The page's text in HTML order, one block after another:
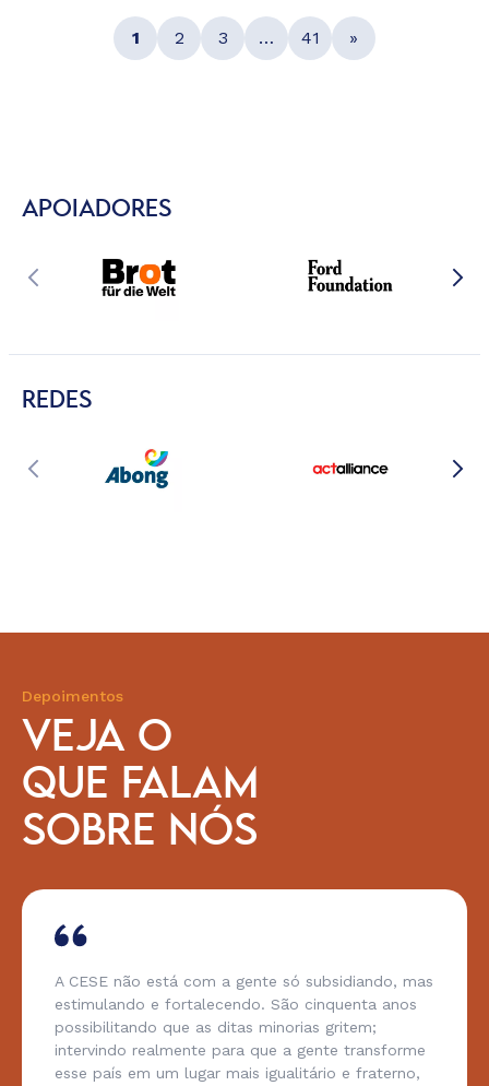
1 2 3 … 41 »
APOIADORES
REDES
Depoimentos
VEJA O
QUE FALAM
SOBRE NÓS
A CESE não está com a gente só subsidiando, mas
estimulando e fortalecendo. São cinquenta anos
possibilitando que as ditas minorias gritem;
intervindo realmente para que a gente transforme
esse país em um lugar mais igualitário e fraterno,